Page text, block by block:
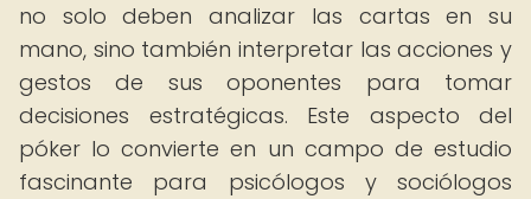
no solo deben analizar las cartas en su
mano, sino también interpretar las acciones y
gestos de sus oponentes para tomar
decisiones estratégicas. Este aspecto del
póker lo convierte en un campo de estudio
fascinante para psicólogos y sociólogos